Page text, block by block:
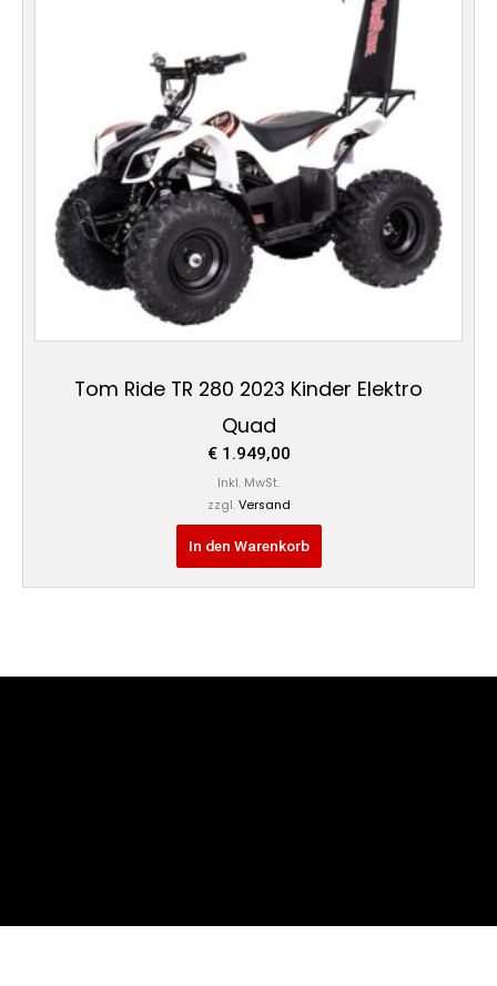
Tom Ride TR 280 2023 Kinder Elektro
Quad
€1.949,00
Inkl. MwSt.
zzgl. Versand
In den Warenkorb